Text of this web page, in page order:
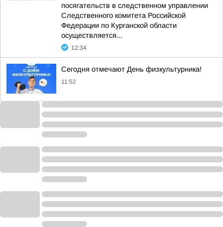
посягательств в следственном управлении
Следственного комитета Российской
Федерации по Курганской области
осуществляется...
12:34
Сегодня отмечают День физкультурника!
11:52